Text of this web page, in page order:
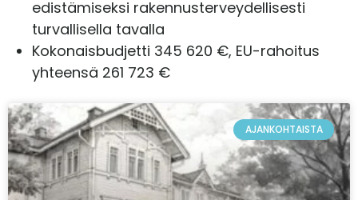
edistämiseksi rakennusterveydellisesti
turvallisella tavalla
Kokonaisbudjetti 345 620 €, EU-rahoitus
yhteensä 261 723 €
AJANKOHTAISTA